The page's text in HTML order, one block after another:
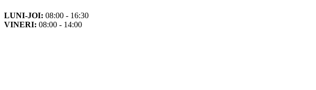
LUNI-JOI: 08:00 - 16:30
VINERI: 08:00 - 14:00